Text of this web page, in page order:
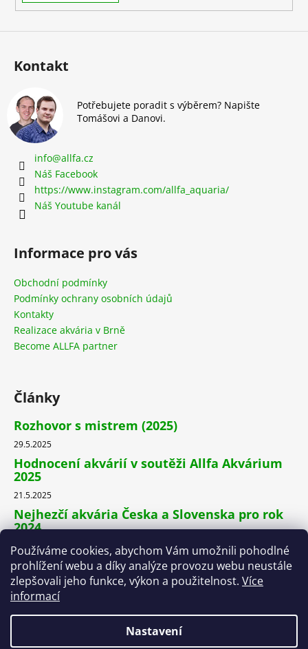
Používáme cookies, abychom Vám umožnili pohodlné
prohlížení webu a díky analýze provozu webu neustále
zlepšovali jeho funkce, výkon a použitelnost. Více
informací
Nastavení
Kontakt
Potřebujete poradit s výběrem? Napište
Tomášovi a Danovi.
info@allfa.cz
Náš Facebook
https://www.instagram.com/allfa_aquaria/
Náš Youtube kanál
Informace pro vás
Obchodní podmínky
Podmínky ochrany osobních údajů
Kontakty
Realizace akvária v Brně
Become ALLFA partner
Články
Rozhovor s mistrem (2025)
29.5.2025
Hodnocení akvárií v soutěži Allfa Akvárium
2025
21.5.2025
Nejhezčí akvária Česka a Slovenska pro rok
2024
10.5.2024
Facebook